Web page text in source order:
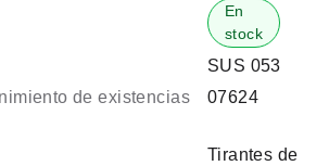
En
stock
SUS 053
de existencias
07624
Tirantes de